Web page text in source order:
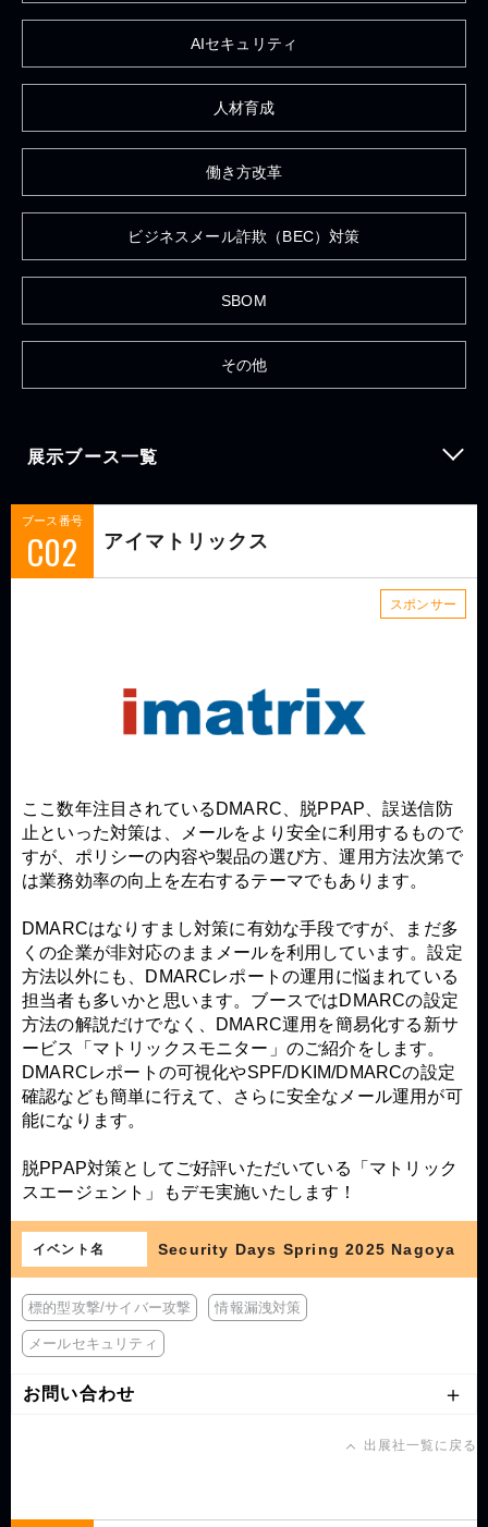
AIセキュリティ
人材育成
働き方改革
ビジネスメール詐欺（BEC）対策
SBOM
その他
展示ブース一覧
ブース番号
C02 アイマトリックス
スポンサー
ここ数年注目されているDMARC、脱PPAP、誤送信防
止といった対策は、メールをより安全に利用するもので
すが、ポリシーの内容や製品の選び方、運用方法次第で
は業務効率の向上を左右するテーマでもあります。
DMARCはなりすまし対策に有効な手段ですが、まだ多
くの企業が非対応のままメールを利用しています。設定
方法以外にも、DMARCレポートの運用に悩まれている
担当者も多いかと思います。ブースではDMARCの設定
方法の解説だけでなく、DMARC運用を簡易化する新サ
ービス「マトリックスモニター」のご紹介をします。
DMARCレポートの可視化やSPF/DKIM/DMARCの設定
確認なども簡単に行えて、さらに安全なメール運用が可
能になります。
脱PPAP対策としてご好評いただいている「マトリック
スエージェント」もデモ実施いたします！
イベント名 Security Days Spring 2025 Nagoya
標的型攻撃/サイバー攻撃 情報漏洩対策
メールセキュリティ
お問い合わせ
出展社一覧に戻る